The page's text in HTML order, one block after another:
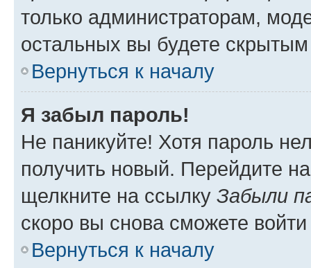
только администраторам,
остальных вы будете
Вернуться к началу
Я забыл пароль!
Не паникуйте! Хотя пароль
получить новый. Перейдите
щелкните на ссылку Забыли
скоро вы снова сможете
Вернуться к началу